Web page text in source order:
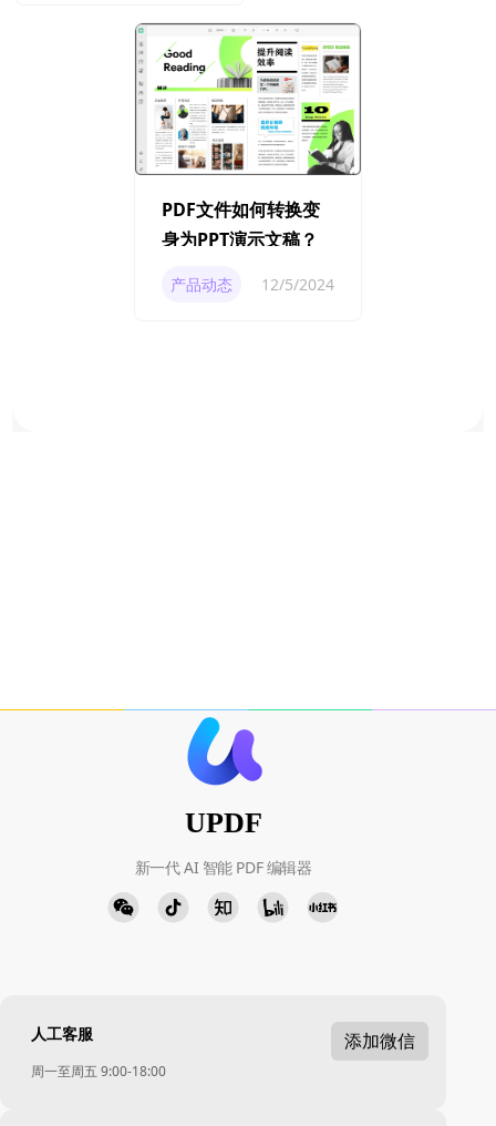
PDF文件如何转换变
身为PPT演示文稿？
产品动态 12/5/2024
UPDF
新一代 AI 智能 PDF 编辑器
人工客服
周一至周五 9:00-18:00
添加微信